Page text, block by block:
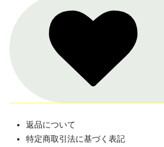
返品について
特定商取引法に基づく表記